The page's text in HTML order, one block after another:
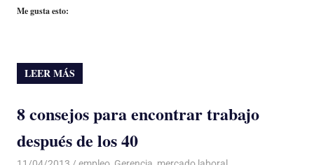
Me gusta esto:
LEER MÁS
8 consejos para encontrar trabajo
después de los 40